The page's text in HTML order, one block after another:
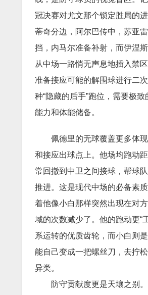
冠决赛对尤文那个锁定胜局的
蒂奇分边，阿尔巴传中，苏亚
挡，内马尔准备补射，而伊涅
从中场一路悄无声息地插入禁
准备接应可能的解围球进行二
种“隐藏的后手”跑位，需要极
能力和体能储备。
佩德里的无球覆盖更多体
和接应出球点上。他场均跑动
常回撤到中卫之间接球，帮球
推进。这是现代中场的必备素
着他像小白那样突然出现在对
域的次数减少了。他的跑动更“
系运转的优质齿轮，而小白则
能自己变成一把螺丝刀，去拧
异类。
防守贡献度更是天壤之别